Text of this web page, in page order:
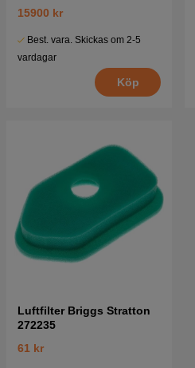
15900 kr
Best. vara. Skickas om 2-5
vardagar
Köp
Luftfilter Briggs Stratton
272235
61 kr